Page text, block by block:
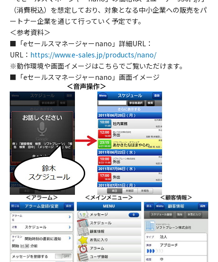
（消費税込）を想定しており、対象となる中小企業への販売をパ
ートナー企業を通じて行っていく予定です。
＜参考資料＞
■「eセールスマネージャーnano」詳細URL：
URL： https://www.e-sales.jp/products/nano/
※動作環境や画面イメージはこちらでご覧いただけます。
■「eセールスマネージャーnano」画面イメージ